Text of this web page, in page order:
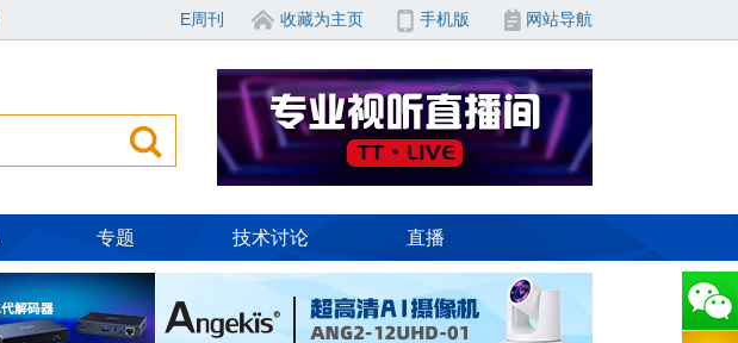
E周刊 收藏为主页 手机版 网站导航
专题 技术讨论 直播